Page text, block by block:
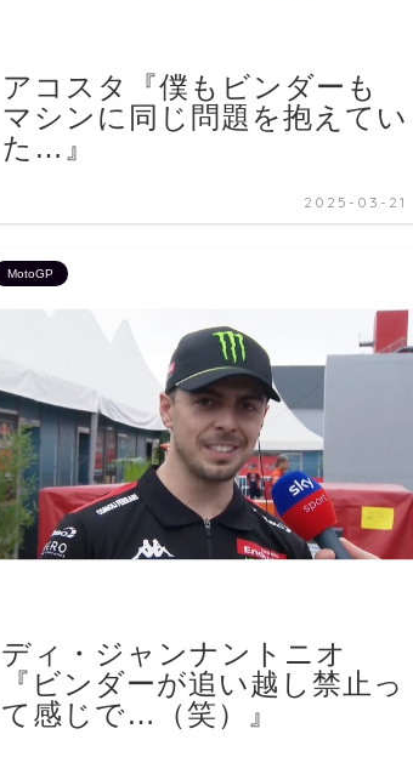
アコスタ『僕もビンダーも
マシンに同じ問題を抱えてい
た…』
2025-03-21
MotoGP
ディ・ジャンナントニオ
『ビンダーが追い越し禁止っ
て感じで…（笑）』